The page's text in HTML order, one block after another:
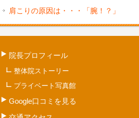
肩こりの原因は・・・「腕！？」
院長プロフィール
整体院ストーリー
プライベート写真館
Google口コミを見る